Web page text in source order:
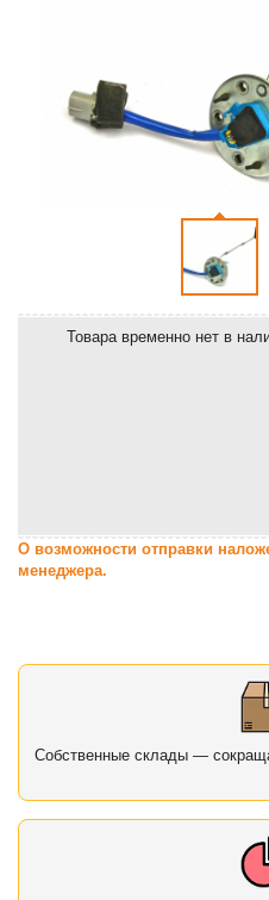
Товара временно нет в
О возможности отправки
менеджера.
Собственные склады —